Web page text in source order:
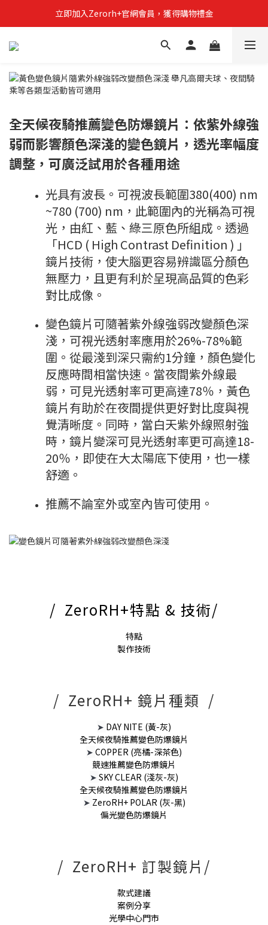
立即加入Zerorh+官網會員，獲得購物禮金
立即加入Zerorh+官網會員，獲得購物禮金
Zerorh+期間限定優惠全館滿15000折1500滿20000折2500
全天候夜騎推薦變色防爆鏡片：依紫外線強
弱而影響顏色深淺的變色鏡片，透光率幅度
調整，可廣泛試用於各種用途
光具有波長。可視波長範圍380(400) nm
~780 (700) nm，此範圍內的光稱為可視
光，由紅、藍、綠三原色所組成。透過
「HCD ( High Contrast Definition ) 」
鏡片技術，使大腦更容易辨識區分顏色
無壓力，且更有利於呈現高品質的色彩
對比成像。
變色鏡片可隨著紫外線強弱改變顏色深
淺，可視光透射率應用於26%-78%範
圍。從最淺到深只需約1分鐘，顏色變化
反應時間相當快速。當夜間紫外線最
弱，可見光透射率可更高達78％，黃色
鏡片有助於在夜間提供更好對比度與視
覺清晰度。同時，當白天紫外線照射強
時，鏡片變深可見光透射率更可高達18-
20％，即使在大太陽底下使用，也一樣
舒適。
推薦不論室外或室內皆可使用。
/ ZeroRH+特點 & 技術/
特點
製作技術
/ ZeroRH+ 鏡片種類 /
➤ DAY NITE (黃-灰)
全天候夜騎推薦變色防爆鏡片
➤ COPPER (亮橘-深茶色)
競速推薦變色防爆鏡片
➤ SKY CLEAR (淺灰-灰)
全天候夜騎推薦變色防爆鏡片
➤ ZeroRH+ POLAR (灰-黑)
偏光變色防爆鏡片
/ ZeroRH+ 訂製鏡片/
款式建議
案例分享
光學中心門市